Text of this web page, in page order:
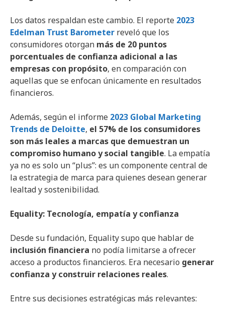
Los datos respaldan este cambio. El reporte 2023
Edelman Trust Barometer reveló que los
consumidores otorgan más de 20 puntos
porcentuales de confianza adicional a las
empresas con propósito, en comparación con
aquellas que se enfocan únicamente en resultados
financieros.
Además, según el informe 2023 Global Marketing
Trends de Deloitte, el 57% de los consumidores
son más leales a marcas que demuestran un
compromiso humano y social tangible. La empatía
ya no es solo un “plus”: es un componente central de
la estrategia de marca para quienes desean generar
lealtad y sostenibilidad.
Equality: Tecnología, empatía y confianza
Desde su fundación, Equality supo que hablar de
inclusión financiera no podía limitarse a ofrecer
acceso a productos financieros. Era necesario generar
confianza y construir relaciones reales.
Entre sus decisiones estratégicas más relevantes: